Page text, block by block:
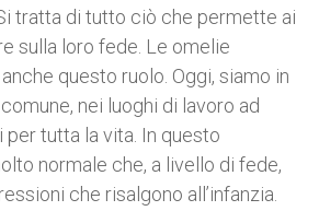
tratta di tutto ciò che permette ai
sulla loro fede. Le omelie
questo ruolo. Oggi, siamo in
nei luoghi di lavoro ad
tutta la vita. In questo
normale che, a livello di fede,
che risalgono all’infanzia.